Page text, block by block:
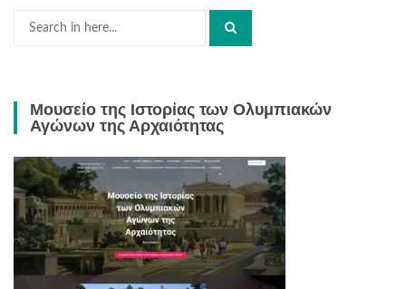
Search
Μουσείο της Ιστορίας των Ολυμπιακών
Αγώνων της Αρχαιότητας